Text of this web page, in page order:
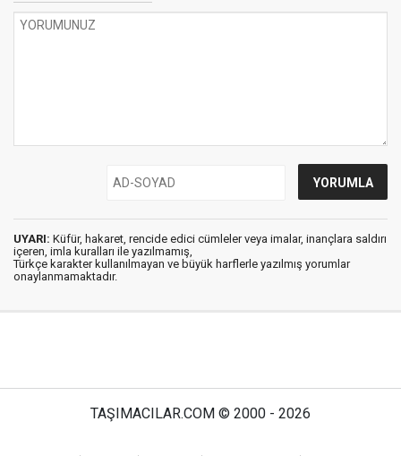
UYARI: Küfür, hakaret, rencide edici cümleler veya imalar, inançlara saldırı
içeren, imla kuralları ile yazılmamış,
Türkçe karakter kullanılmayan ve büyük harflerle yazılmış yorumlar
onaylanmamaktadır.
TAŞIMACILAR.COM © 2000 - 2026